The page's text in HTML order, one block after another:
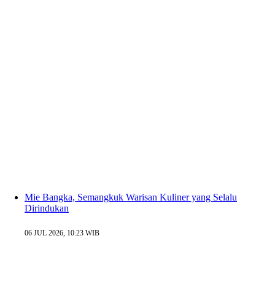
Mie Bangka, Semangkuk Warisan Kuliner yang Selalu
Dirindukan
06 JUL 2026, 10:23 WIB